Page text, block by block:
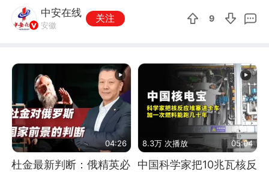
中安在线
安徽
关注 9
04:26
杜金最新判断：俄精英必
8.3万 次播放 05:04
中国科学家把10兆瓦核反